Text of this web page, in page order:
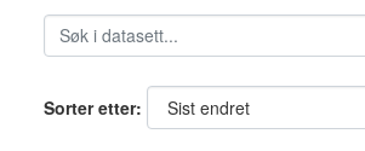
Sorter etter